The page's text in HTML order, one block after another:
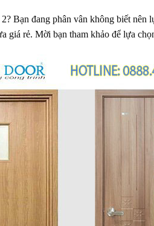
Bạn đang phân vân không biết
giá rẻ. Mời bạn tham khảo để lựa